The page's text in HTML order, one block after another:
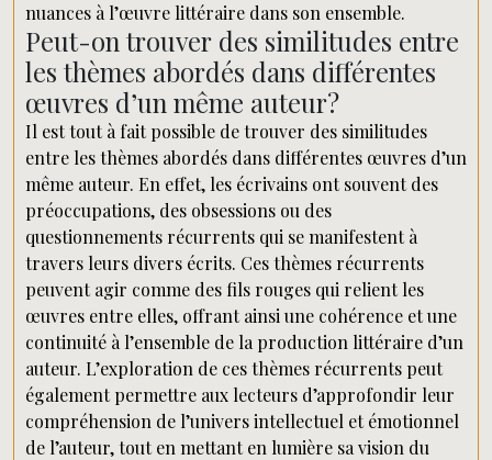
nuances à l’œuvre littéraire dans son ensemble.
Peut-on trouver des similitudes entre
les thèmes abordés dans différentes
œuvres d’un même auteur?
Il est tout à fait possible de trouver des similitudes
entre les thèmes abordés dans différentes œuvres d’un
même auteur. En effet, les écrivains ont souvent des
préoccupations, des obsessions ou des
questionnements récurrents qui se manifestent à
travers leurs divers écrits. Ces thèmes récurrents
peuvent agir comme des fils rouges qui relient les
œuvres entre elles, offrant ainsi une cohérence et une
continuité à l’ensemble de la production littéraire d’un
auteur. L’exploration de ces thèmes récurrents peut
également permettre aux lecteurs d’approfondir leur
compréhension de l’univers intellectuel et émotionnel
de l’auteur, tout en mettant en lumière sa vision du